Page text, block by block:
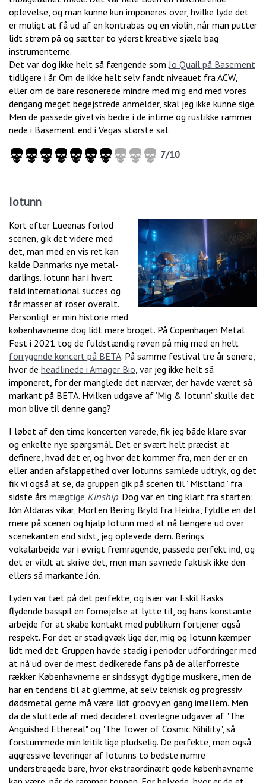
oplevelse, og man kunne kun imponeres over, hvilke lyde det
er muligt at få ud af en kontrabas og en violin, når man putter
lidt strøm på og sætter to yderst kreative sjæle bag
instrumenterne.
Det var dog ikke helt så fængende som Jo Quail på Basement
tidligere i år. Om de ikke helt selv fandt niveauet fra ACW,
eller om de bare resonerede mindre med mig end med vores
dengang meget begejstrede anmelder, skal jeg ikke kunne sige.
Men de passede givetvis bedre i de intime og rustikke rammer
nede i Basement end i Vegas største sal.
7/10
Iotunn
Kort efter Lueenas forlod
scenen, gik det videre med
det, man med en vis ret kan
kalde Danmarks nye metal-
darlings. Iotunn har i hvert
fald international succes og
får masser af roser overalt.
Personligt er min historie med
københavnerne dog lidt mere broget. På Copenhagen Metal
Fest i 2021 tog de fuldstændig røven på mig med en helt
forrygende koncert på BETA. På samme festival tre år senere,
hvor de headlinede i Amager Bio, var jeg ikke helt så
imponeret, for der manglede det nærvær, der havde været så
markant på BETA. Hvilken udgave af ’Mig & Iotunn’ skulle det
mon blive til denne gang?
I løbet af den time koncerten varede, fik jeg både klare svar
og enkelte nye spørgsmål. Det er svært helt præcist at
definere, hvad det er, og hvor det kommer fra, men der er en
eller anden afslappethed over Iotunns samlede udtryk, og det
fik vi også at se, da gruppen gik på scenen til ”Mistland” fra
sidste års mægtige Kinship. Dog var en ting klart fra starten:
Jón Aldaras vikar, Morten Bering Bryld fra Heidra, fyldte en del
mere på scenen og hjalp Iotunn med at nå længere ud over
scenekanten end sidst, jeg oplevede dem. Berings
vokalarbejde var i øvrigt fremragende, passede perfekt ind, og
det er vildt at skrive det, men man savnede faktisk ikke den
ellers så markante Jón.
Lyden var tæt på det perfekte, og især var Eskil Rasks
flydende basspil en fornøjelse at lytte til, og hans konstante
arbejde for at skabe kontakt med publikum fortjener også
respekt. For det er stadigvæk lige der, mig og Iotunn kæmper
lidt med det. Gruppen havde stadig i perioder udfordringer med
at nå ud over de mest dedikerede fans på de allerforreste
rækker. Københavnerne er sindssygt dygtige musikere, men de
har en tendens til at glemme, at selv teknisk og progressiv
dødsmetal gerne må være lidt groovy en gang imellem. Men
da de sluttede af med decideret overlegne udgaver af "The
Anguished Ethereal" og "The Tower of Cosmic Nihility", så
forstummede min kritik lige pludselig. De perfekte, men også
aggressive leveringer af Iotunns to bedste numre
understregede bare, hvor ekstraordinært gode københavnerne